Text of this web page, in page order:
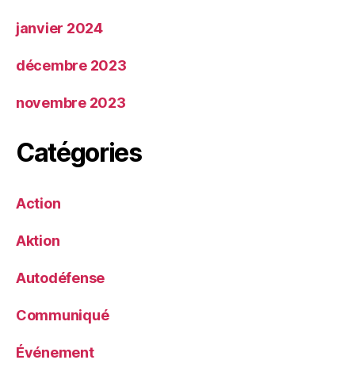
janvier 2024
décembre 2023
novembre 2023
Catégories
Action
Aktion
Autodéfense
Communiqué
Événement